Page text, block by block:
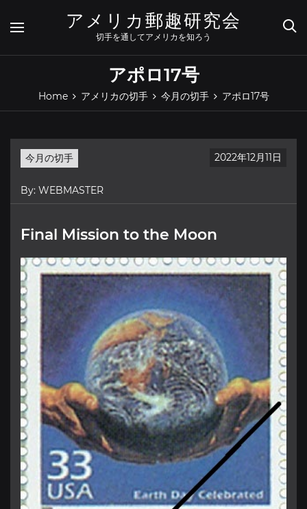
content
アメリカ郵趣研究会
切手を通してアメリカを知ろう
アポロ17号
Home アメリカの切手 今月の切手 アポロ17号
今月の切手 2022年12月11日
By: WEBMASTER
Final Mission to the Moon